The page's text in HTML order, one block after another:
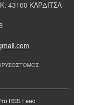
43100 ΚΑΡΔΙΤΣΑ
RSS Feed